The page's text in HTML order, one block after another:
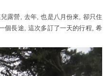
露營, 去年, 也是八月份來, 卻只住
個長途, 這次多訂了一天的行程, 希